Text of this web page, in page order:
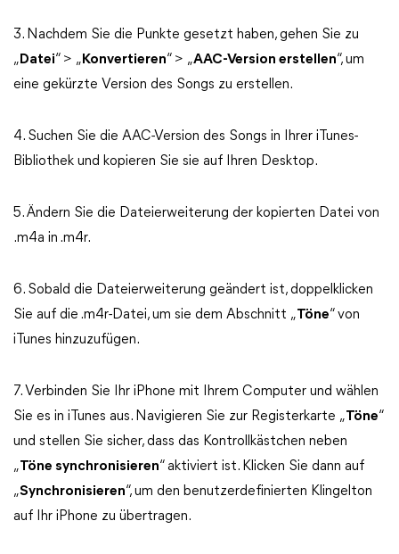
3. Nachdem Sie die Punkte gesetzt haben, gehen Sie zu
„ Datei“ > „ Konvertieren“ > „AAC-Version erstellen“, um
eine gekürzte Version des Songs zu erstellen.
4. Suchen Sie die AAC-Version des Songs in Ihrer iTunes-
Bibliothek und kopieren Sie sie auf Ihren Desktop.
5. Ändern Sie die Dateierweiterung der kopierten Datei von
.m4a in .m4r.
6. Sobald die Dateierweiterung geändert ist, doppelklicken
Sie auf die .m4r-Datei, um sie dem Abschnitt „Töne“ von
iTunes hinzuzufügen.
7. Verbinden Sie Ihr iPhone mit Ihrem Computer und wählen
Sie es in iTunes aus. Navigieren Sie zur Registerkarte „Töne“
und stellen Sie sicher, dass das Kontrollkästchen neben
„Töne synchronisieren“ aktiviert ist. Klicken Sie dann auf
„Synchronisieren“, um den benutzerdefinierten Klingelton
auf Ihr iPhone zu übertragen.